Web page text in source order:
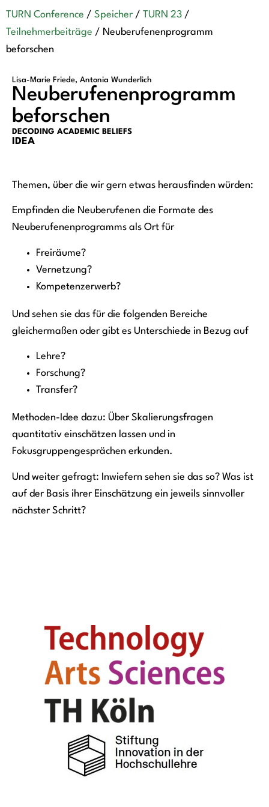
TURN Conference / Speicher / TURN 23 /
Teilnehmerbeiträge / Neuberufenenprogramm
beforschen
Lisa-Marie Friede, Antonia Wunderlich
Neuberufenenprogramm
beforschen
DECODING ACADEMIC BELIEFS
IDEA
Themen, über die wir gern etwas herausfinden würden:
Empfinden die Neuberufenen die Formate des
Neuberufenenprogramms als Ort für
Freiräume?
Vernetzung?
Kompetenzerwerb?
Und sehen sie das für die folgenden Bereiche
gleichermaßen oder gibt es Unterschiede in Bezug auf
Lehre?
Forschung?
Transfer?
Methoden-Idee dazu: Über Skalierungsfragen
quantitativ einschätzen lassen und in
Fokusgruppengesprächen erkunden.
Und weiter gefragt: Inwiefern sehen sie das so? Was ist
auf der Basis ihrer Einschätzung ein jeweils sinnvoller
nächster Schritt?